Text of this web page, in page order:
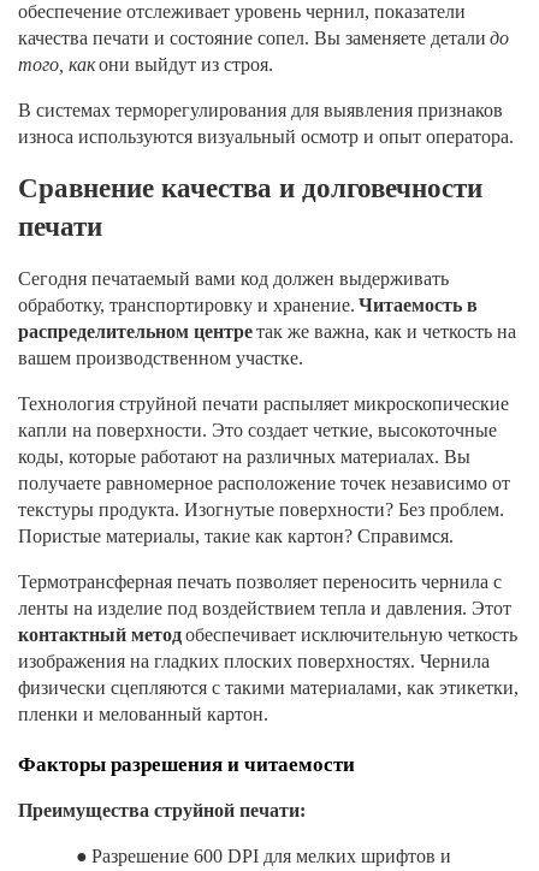
обеспечение отслеживает уровень чернил, показатели
качества печати и состояние сопел. Вы заменяете детали до
того, какони выйдут из строя.
В системах терморегулирования для выявления признаков
износа используются визуальный осмотр и опыт оператора.
Сравнение качества и долговечности
печати
Сегодня печатаемый вами код должен выдерживать
обработку, транспортировку и хранение. Читаемость в
распределительном центретак же важна, как и четкость на
вашем производственном участке.
Технология струйной печати распыляет микроскопические
капли на поверхности. Это создает четкие, высокоточные
коды, которые работают на различных материалах. Вы
получаете равномерное расположение точек независимо от
текстуры продукта. Изогнутые поверхности? Без проблем.
Пористые материалы, такие как картон? Справимся.
Термотрансферная печать позволяет переносить чернила с
ленты на изделие под воздействием тепла и давления. Этот
контактный методобеспечивает исключительную четкость
изображения на гладких плоских поверхностях. Чернила
физически сцепляются с такими материалами, как этикетки,
пленки и мелованный картон.
Факторы разрешения и читаемости
Преимущества струйной печати:
● Разрешение 600 DPI для мелких шрифтов и